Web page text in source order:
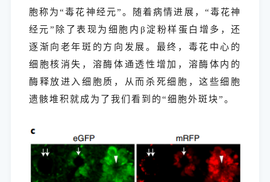
胞称为“毒花神经元”。随着病情进展，“毒花神
经元”除了表现为细胞内β淀粉样蛋白增多，还
逐渐向老年斑的方向发展。最终，毒花中心的
细胞核消失，溶酶体通透性增加，溶酶体内的
酶释放进入细胞质，从而杀死细胞，这些细胞
遗骸堆积就成为了我们看到的“细胞外斑块”。